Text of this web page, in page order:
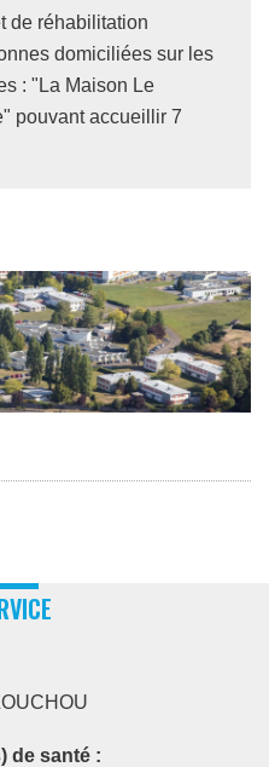
de réhabilitation
domiciliées sur les
: "La Maison Le
pouvant accueillir 7
de santé :